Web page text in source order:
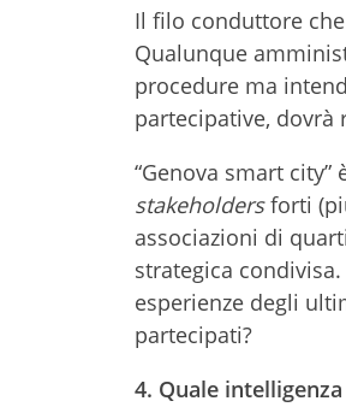
Il filo conduttore
Qualunque
procedure ma
partecipative, dovrà
“Genova smart
stakeholdersforti
associazioni di
strategica
esperienze degli
partecipati?
4. Quale intelligenza